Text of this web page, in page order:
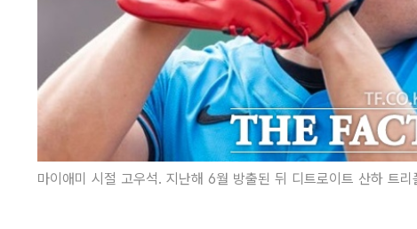
마이애미 시절 고우석. 지난해 6월 방출된 뒤 디트로이트 산하 트리